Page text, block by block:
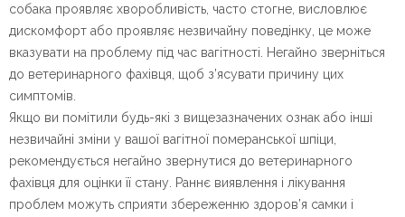
собака проявляє хворобливість, часто стогне, висловлює
дискомфорт або проявляє незвичайну поведінку, це може
вказувати на проблему під час вагітності. Негайно зверніться
до ветеринарного фахівця, щоб з’ясувати причину цих
симптомів.
Якщо ви помітили будь-які з вищезазначених ознак або інші
незвичайні зміни у вашої вагітної померанської шпіци,
рекомендується негайно звернутися до ветеринарного
фахівця для оцінки її стану. Раннє виявлення і лікування
проблем можуть сприяти збереженню здоров’я самки і